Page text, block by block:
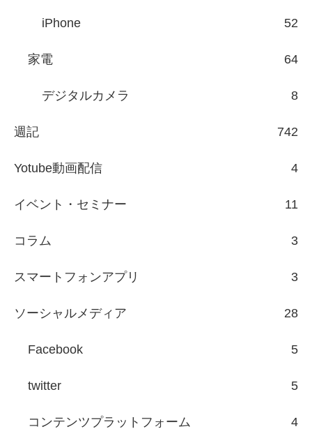
iPhone 52
家電 64
デジタルカメラ 8
週記 742
Yotube動画配信 4
イベント・セミナー 11
コラム 3
スマートフォンアプリ 3
ソーシャルメディア 28
Facebook 5
twitter 5
コンテンツプラットフォーム 4